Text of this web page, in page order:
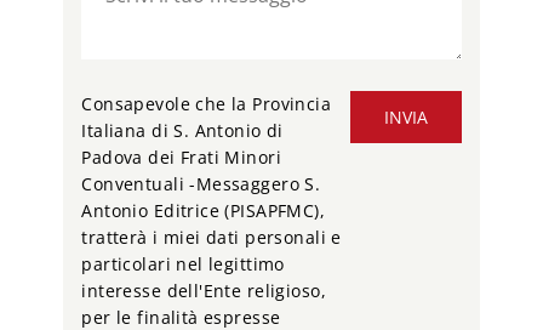
INVIA
Consapevole che la Provincia
Italiana di S. Antonio di
Padova dei Frati Minori
Conventuali -Messaggero S.
Antonio Editrice (PISAPFMC),
tratterà i miei dati personali e
particolari nel legittimo
interesse dell'Ente religioso,
per le finalità espresse